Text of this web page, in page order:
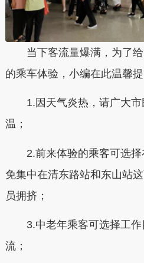
当下客流量爆满，为了给
的乘车体验，小编在此温馨提
1.因天气炎热，请广大市
温；
2.前来体验的乘客可选择
免集中在清东路站和东山站
员拥挤；
3.中老年乘客可选择工作
流；